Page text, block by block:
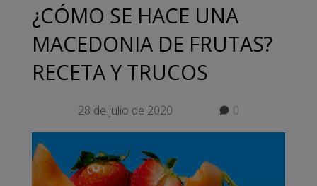
¿CÓMO SE HACE UNA
MACEDONIA DE FRUTAS?
RECETA Y TRUCOS
28 de julio de 2020 0